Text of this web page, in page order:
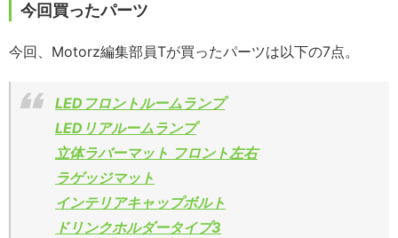
今回買ったパーツ
今回、Motorz編集部員Tが買ったパーツは以下の7点。
LEDフロントルームランプ
LEDリアルームランプ
立体ラバーマット フロント左右
ラゲッジマット
インテリアキャップボルト
ドリンクホルダータイプ3